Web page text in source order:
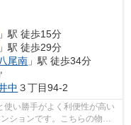
」駅 徒歩15分
」駅 徒歩29分
八尾南 」駅 徒歩34分
中 ３丁目94-2
使い勝手がよく利便性が高い
ションです。こちらの物件